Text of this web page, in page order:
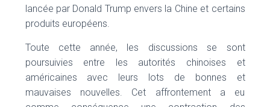
lancée par Donald Trump envers la Chine et certains
produits européens.
Toute cette année, les discussions se sont
poursuivies entre les autorités chinoises et
américaines avec leurs lots de bonnes et
mauvaises nouvelles. Cet affrontement a eu